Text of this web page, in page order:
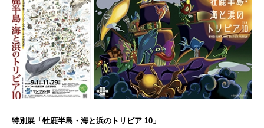
特別展「牡鹿半島・海と浜のトリビア 10」